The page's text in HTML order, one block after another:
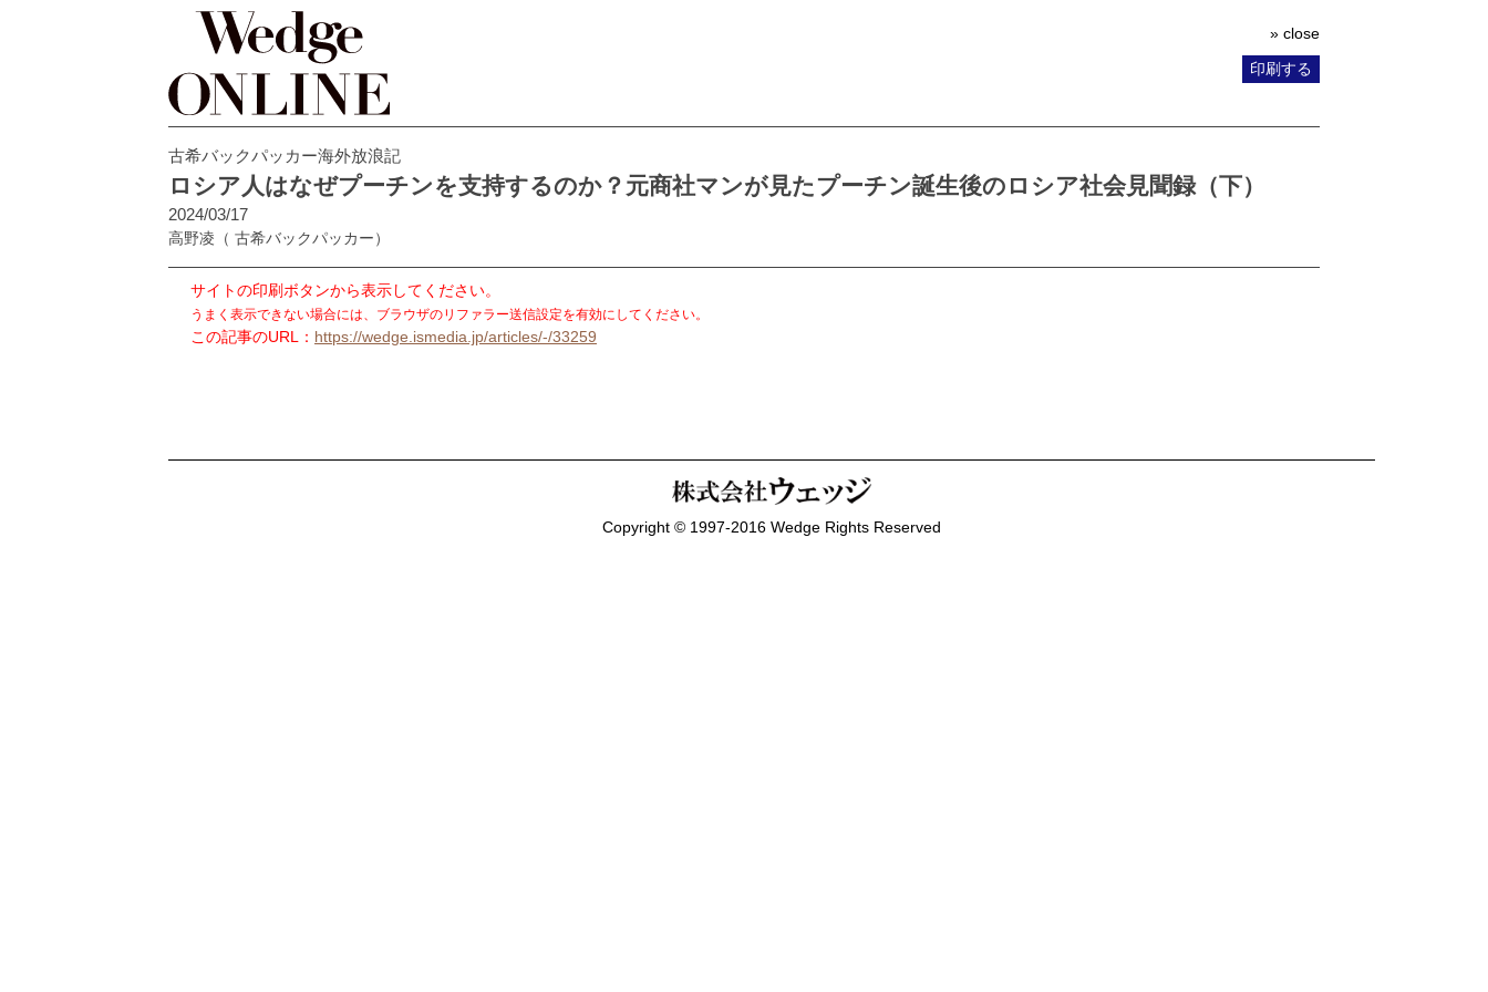
» close
印刷する
古希バックパッカー海外放浪記
ロシア人はなぜプーチンを支持するのか？元商社マンが見たプーチン誕生後のロシア社会見聞録（下）
2024/03/17
高野凌 （ 古希バックパッカー）
サイトの印刷ボタンから表示してください。
うまく表示できない場合には、ブラウザのリファラー送信設定を有効にしてください。
この記事のURL： https://wedge.ismedia.jp/articles/-/33259
Copyright © 1997-2016 Wedge Rights Reserved